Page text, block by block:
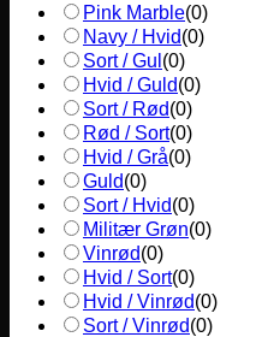
Pink Marble(0)
Navy / Hvid(0)
Sort / Gul (0)
Hvid / Guld(0)
Sort / Rød(0)
Rød / Sort(0)
Hvid / Grå(0)
Guld(0)
Sort / Hvid(0)
Militær Grøn(0)
Vinrød(0)
Hvid / Sort(0)
Hvid / Vinrød(0)
Sort / Vinrød(0)